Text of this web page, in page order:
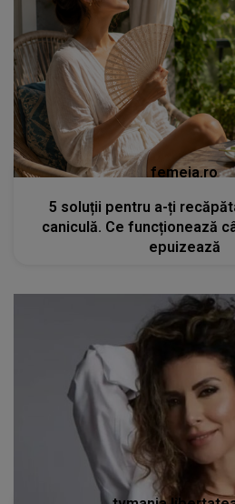
femeia.ro
5 soluții pentru a-ți
caniculă. Ce funcționează
epuizează